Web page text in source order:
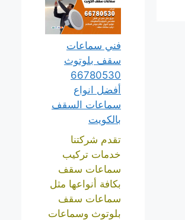
فني سماعات
سقف بلوتوث
66780530
أفضل انواع
سماعات السقف
بالكويت
تقدم شركتنا
خدمات تركيب
سماعات سقف
بكافة أنواعها مثل
سماعات سقف
بلوتوث وسماعات